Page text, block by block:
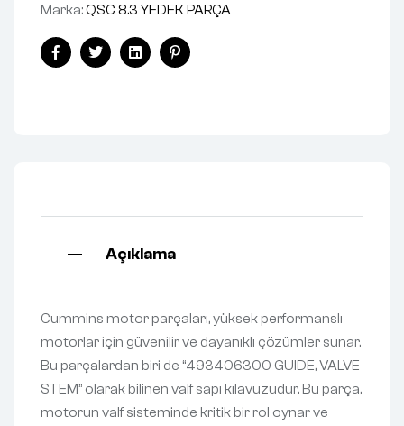
Marka:QSC 8.3 YEDEK PARÇA
FacebookTwitterLinkedinPinterest
Açıklama
Cummins motor parçaları, yüksek performanslı
motorlar için güvenilir ve dayanıklı çözümler sunar.
Bu parçalardan biri de “493406300 GUIDE, VALVE
STEM” olarak bilinen valf sapı kılavuzudur. Bu parça,
motorun valf sisteminde kritik bir rol oynar ve